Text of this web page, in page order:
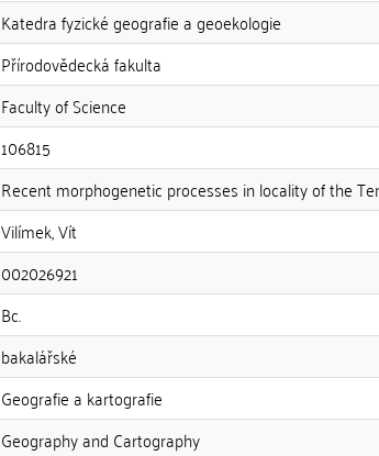
Katedra fyzické geografie a geoekologie
Přírodovědecká fakulta
Faculty of Science
106815
Recent morphogenetic processes in locality of the
Vilímek, Vít
002026921
Bc.
bakalářské
Geografie a kartografie
Geography and Cartography